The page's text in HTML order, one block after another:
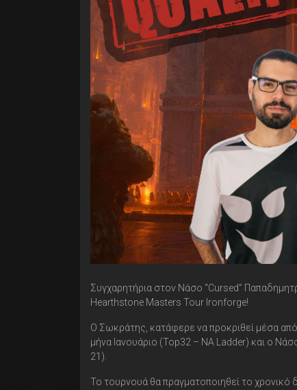
Συγχαρητήρια στον Νάσο “Cursed”
Hearthstone Masters Tour Ironforge!
Ο Σωκράτης, κατάφερε να προκριθεί μέσα από
μήνα Ιανουάριο (Top32 – NA Ladder) και ο
21).
Το τουρνουά θα πραγματοποιηθεί το χρονικό